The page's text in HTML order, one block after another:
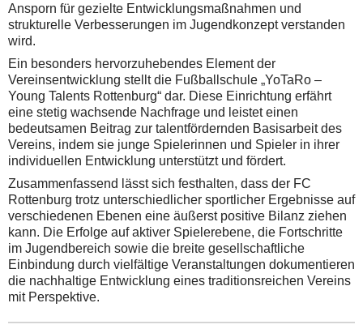
Ansporn für gezielte Entwicklungsmaßnahmen und
strukturelle Verbesserungen im Jugendkonzept verstanden
wird.
Ein besonders hervorzuhebendes Element der
Vereinsentwicklung stellt die Fußballschule „YoTaRo –
Young Talents Rottenburg“ dar. Diese Einrichtung erfährt
eine stetig wachsende Nachfrage und leistet einen
bedeutsamen Beitrag zur talentfördernden Basisarbeit des
Vereins, indem sie junge Spielerinnen und Spieler in ihrer
individuellen Entwicklung unterstützt und fördert.
Zusammenfassend lässt sich festhalten, dass der FC
Rottenburg trotz unterschiedlicher sportlicher Ergebnisse auf
verschiedenen Ebenen eine äußerst positive Bilanz ziehen
kann. Die Erfolge auf aktiver Spielerebene, die Fortschritte
im Jugendbereich sowie die breite gesellschaftliche
Einbindung durch vielfältige Veranstaltungen dokumentieren
die nachhaltige Entwicklung eines traditionsreichen Vereins
mit Perspektive.